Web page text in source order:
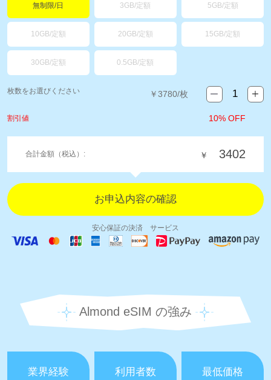
無制限/日 3GB/定額 5GB/定額
10GB/定額 20GB/定額 15GB/定額
30GB/定額 0.5GB/定額
枚数をお選びください ￥3780/枚
割引値 10% OFF
合計金額（税込）: ￥ 3402
安心保証の決済 サービス
Almond eSIM の強み
業界経験 利用者数 最低価格